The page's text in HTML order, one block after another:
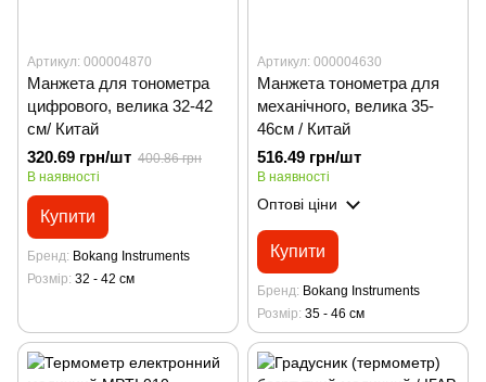
Артикул: 000004870
Манжета для тонометра
цифрового, велика 32-42
см/ Китай
320.69 грн/шт 400.86 грн
В наявності
Купити
Бренд Bokang Instruments
Розмір 32 - 42 см
Артикул: 000004630
Манжета тонометра для
механічного, велика 35-
46см / Китай
516.49 грн/шт
В наявності
Оптові ціни
Купити
Бренд Bokang Instruments
Розмір 35 - 46 см